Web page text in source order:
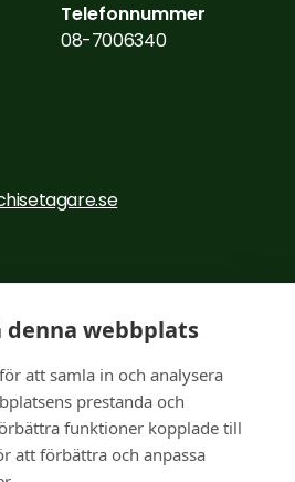
denna webbplats
att samla in och analysera
prestanda och
funktioner kopplade till
att förbättra och anpassa
Telefonnummer
08-7006340